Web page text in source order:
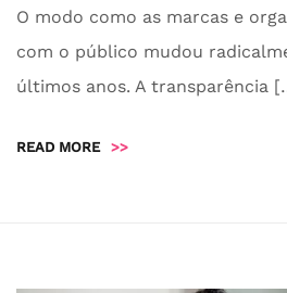
O modo como as marcas e
com o público mudou
últimos anos. A transparência
READ MORE >>